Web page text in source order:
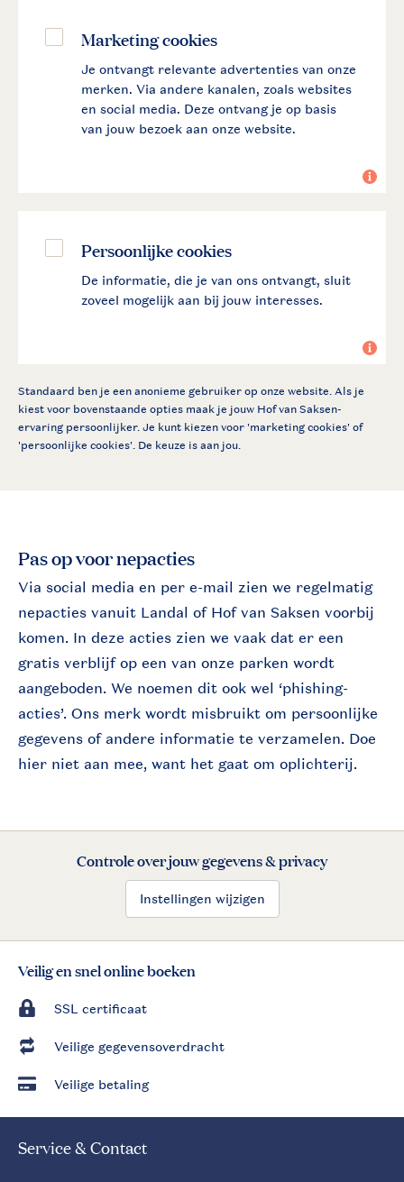
Marketing cookies
Je ontvangt relevante advertenties van onze
merken. Via andere kanalen, zoals websites
en social media. Deze ontvang je op basis
van jouw bezoek aan onze website.
Persoonlijke cookies
De informatie, die je van ons ontvangt, sluit
zoveel mogelijk aan bij jouw interesses.
Standaard ben je een anonieme gebruiker op onze website. Als je
kiest voor bovenstaande opties maak je jouw Hof van Saksen-
ervaring persoonlijker. Je kunt kiezen voor 'marketing cookies' of
'persoonlijke cookies'. De keuze is aan jou.
Pas op voor nepacties
Via social media en per e-mail zien we regelmatig
nepacties vanuit Landal of Hof van Saksen voorbij
komen. In deze acties zien we vaak dat er een
gratis verblijf op een van onze parken wordt
aangeboden. We noemen dit ook wel ‘phishing-
acties’. Ons merk wordt misbruikt om persoonlijke
gegevens of andere informatie te verzamelen. Doe
hier niet aan mee, want het gaat om oplichterij.
Controle over jouw gegevens & privacy
Instellingen wijzigen
Veilig en snel online boeken
SSL certificaat
Veilige gegevensoverdracht
Veilige betaling
Service & Contact